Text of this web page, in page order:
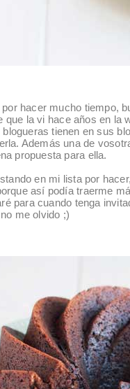
hacer mucho tiempo,
que la vi hace años en la
tienen en sus
Además una de
propuesta para ella.
en mi lista por
así podía traerme
para cuando tenga
me olvido ;)